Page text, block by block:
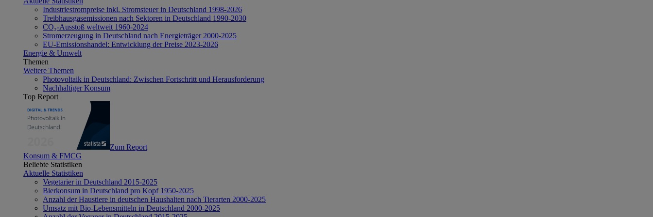
Industriestrompreise inkl. Stromsteuer in Deutschland 1998-2026
Treibhausgasemissionen nach Sektoren in Deutschland 1990-2030
CO₂-Ausstoß weltweit 1960-2024
Stromerzeugung in Deutschland nach Energieträger 2000-2025
EU-Emissionshandel: Entwicklung der Preise 2023-2026
Energie & Umwelt
Themen
Weitere Themen
Photovoltaik in Deutschland: Zwischen Fortschritt und Herausforderung
Nachhaltiger Konsum
Top Report
Zum Report
Konsum & FMCG
Beliebte Statistiken
Aktuelle Statistiken
Vegetarier in Deutschland 2015-2025
Bierkonsum in Deutschland pro Kopf 1950-2025
Anzahl der Haustiere in deutschen Haushalten nach Tierarten 2000-2025
Umsatz mit Bio-Lebensmitteln in Deutschland 2000-2025